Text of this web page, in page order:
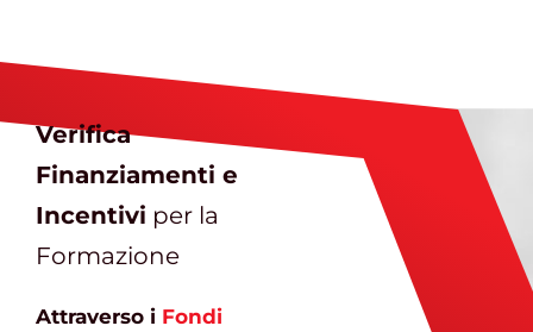
Verifica
Finanziamenti e
Incentivi per la
Formazione
Attraverso i Fondi